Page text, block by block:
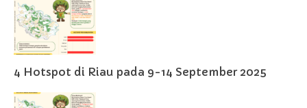
4 Hotspot di Riau pada 9-14 September 2025